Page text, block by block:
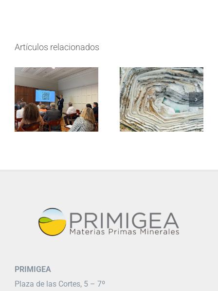
Artículos relacionados
PRIMIGEA
Plaza de las Cortes, 5 – 7º